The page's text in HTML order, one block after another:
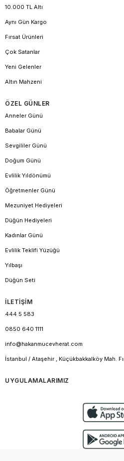
10.000 TL Altı
Aynı Gün Kargo
Fırsat Ürünleri
Çok Satanlar
Yeni Gelenler
Altın Mahzeni
ÖZEL GÜNLER
Anneler Günü
Babalar Günü
Sevgililer Günü
Doğum Günü
Evlilik Yıldönümü
Öğretmenler Günü
Mezuniyet Hediyeleri
Düğün Hediyeleri
Kadınlar Günü
Evlilik Teklifi Yüzüğü
Yılbaşı
Düğün Seti
İLETİŞİM
444 5 583
0850 640 1111
info@hakanmucevherat.com
İstanbul / Ataşehir , Küçükbakkalköy Mah.
UYGULAMALARIMIZ